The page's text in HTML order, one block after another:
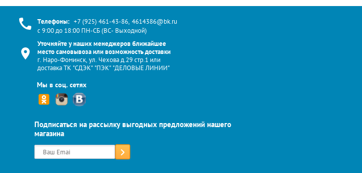
Телефоны: +7 (925) 461-43-86, 4614386@bk.ru
с 9:00 до 18:00 ПН-СБ (ВС- Выходной)
Уточняйте у наших менеджеров ближайшее
место самовывоза или возможность доставки
г. Наро-Фоминск, ул. Чехова д.29 стр.1 или
доставка ТК "СДЭК" "ПЭК" "ДЕЛОВЫЕ ЛИНИИ"
Мы в соц. сетях
Подписаться на рассылку выгодных предложений нашего
магазина